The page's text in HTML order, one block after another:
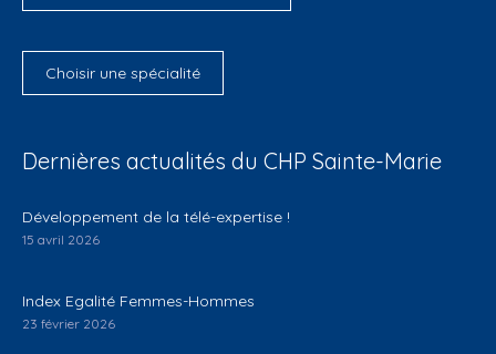
Choisir une spécialité
Dernières actualités du CHP Sainte-Marie
Développement de la télé-expertise !
15 avril 2026
Index Egalité Femmes-Hommes
23 février 2026